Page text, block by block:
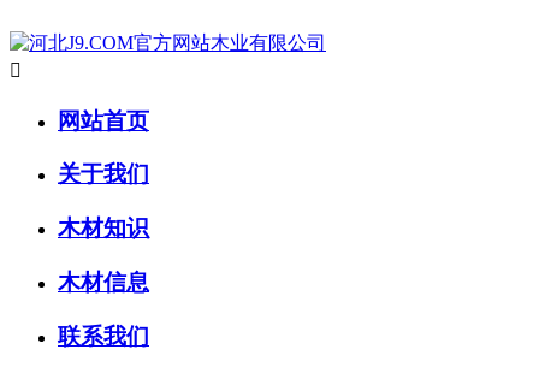

网站首页
关于我们
木材知识
木材信息
联系我们